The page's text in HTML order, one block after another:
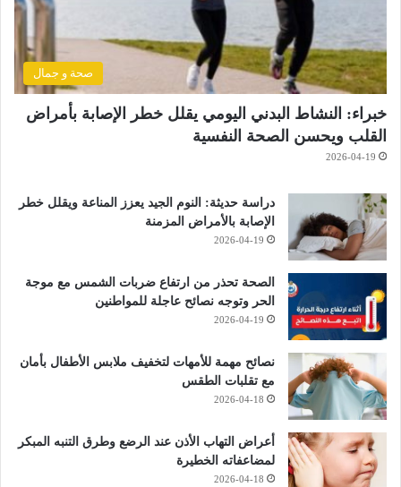
صحة و جمال
خبراء: النشاط البدني اليومي يقلل خطر الإصابة بأمراض
القلب ويحسن الصحة النفسية
2026-04-19
دراسة حديثة: النوم الجيد يعزز المناعة ويقلل خطر
الإصابة بالأمراض المزمنة
2026-04-19
الصحة تحذر من ارتفاع ضربات الشمس مع موجة
الحر وتوجه نصائح عاجلة للمواطنين
2026-04-19
نصائح مهمة للأمهات لتخفيف ملابس الأطفال بأمان
مع تقلبات الطقس
2026-04-18
أعراض التهاب الأذن عند الرضع وطرق التنبه المبكر
لمضاعفاته الخطيرة
2026-04-18